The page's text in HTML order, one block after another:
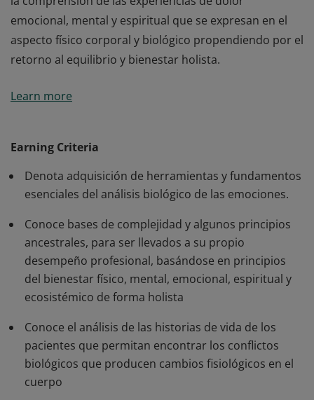
emocional, mental y espiritual que se expresan en el
aspecto físico corporal y biológico propendiendo por el
retorno al equilibrio y bienestar holista.
fundamentos, herramientas terapéuticas y análisis de
emocional, mental y espiritual que se expresan en el
aspecto físico corporal y biológico propendiendo por el
retorno al equilibrio y bienestar holista.
Learn more
Earning Criteria
Denota adquisición de herramientas y fundamentos
esenciales del análisis biológico de las emociones.
Conoce bases de complejidad y algunos principios
ancestrales, para ser llevados a su propio
desempeño profesional, basándose en principios
del bienestar físico, mental, emocional, espiritual y
ecosistémico de forma holista
Conoce el análisis de las historias de vida de los
pacientes que permitan encontrar los conflictos
biológicos que producen cambios fisiológicos en el
cuerpo